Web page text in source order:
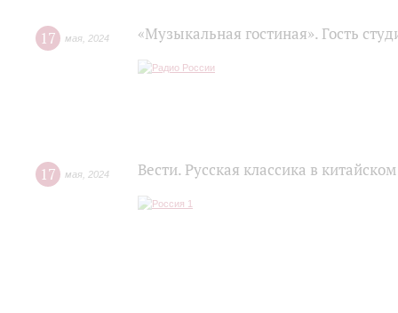
17 мая 2024 «Музыкальная гостиная». Гость
17 мая 2024 Вести. Русская классика в